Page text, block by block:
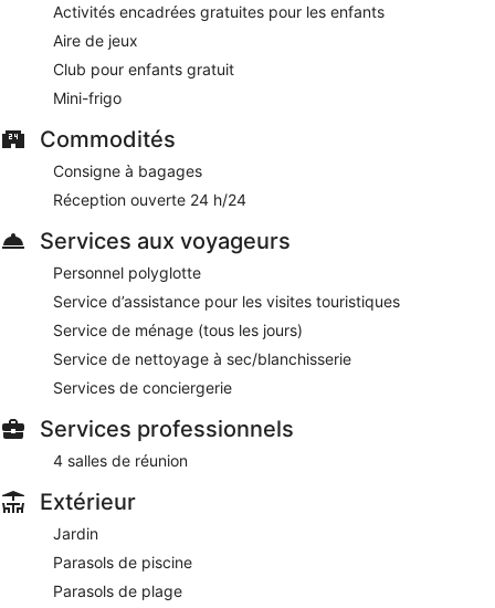
Activités encadrées gratuites pour les enfants
Aire de jeux
Club pour enfants gratuit
Mini-frigo
Commodités
Consigne à bagages
Réception ouverte 24 h/24
Services aux voyageurs
Personnel polyglotte
Service d’assistance pour les visites touristiques
Service de ménage (tous les jours)
Service de nettoyage à sec/blanchisserie
Services de conciergerie
Services professionnels
4 salles de réunion
Extérieur
Jardin
Parasols de piscine
Parasols de plage